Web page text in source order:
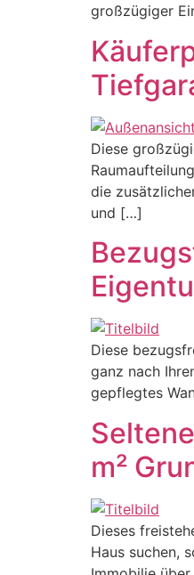
großzügiger
Diese
die
und […]
Diese
ganz nach
gepflegtes
m²
Dieses
Haus suchen,